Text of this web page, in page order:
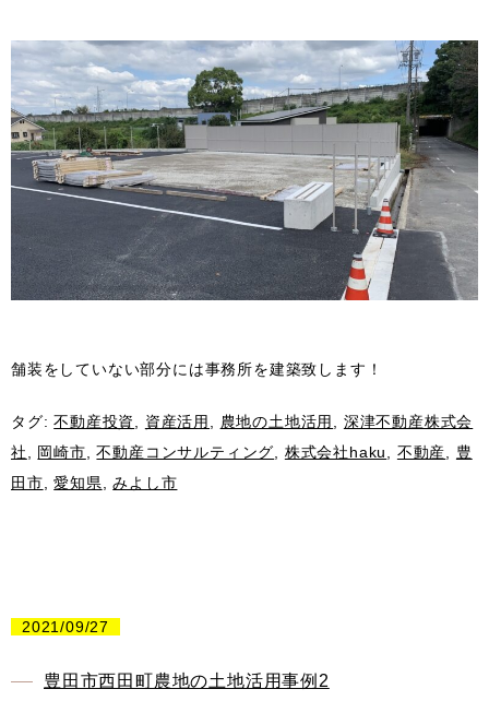
舗装をしていない部分には事務所を建築致します！
タグ:不動産投資 資産活用 農地の土地活用
深津不動産株式会
社
岡崎市 ,不動産コンサルティング 株式会社haku 不動産
豊
田市 ,愛知県 ,みよし市
2021/09/27
豊田市西田町農地の土地活用事例2